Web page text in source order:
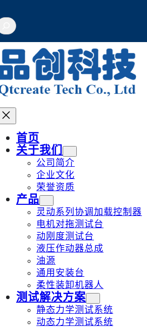
首页
关于我们
公司简介
企业文化
荣誉资质
产品
灵动系列协调加载控制器
电机对拖测试台
动刚度测试台
液压作动器总成
油源
通用安装台
柔性装卸机器人
测试解决方案
静态力学测试系统
动态力学测试系统